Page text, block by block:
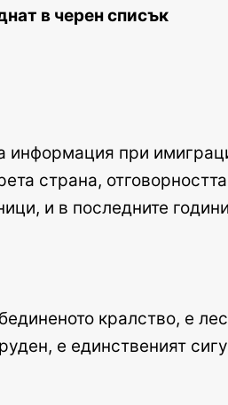
в черен списък
информация при
страна,
и в последните
кралство, е
е единственият